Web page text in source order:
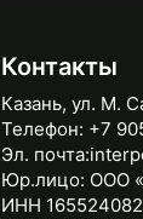
Контакты
Казань, ул. М.
Телефон: +7
Эл. почта:
Юр.лицо: ООО
ИНН